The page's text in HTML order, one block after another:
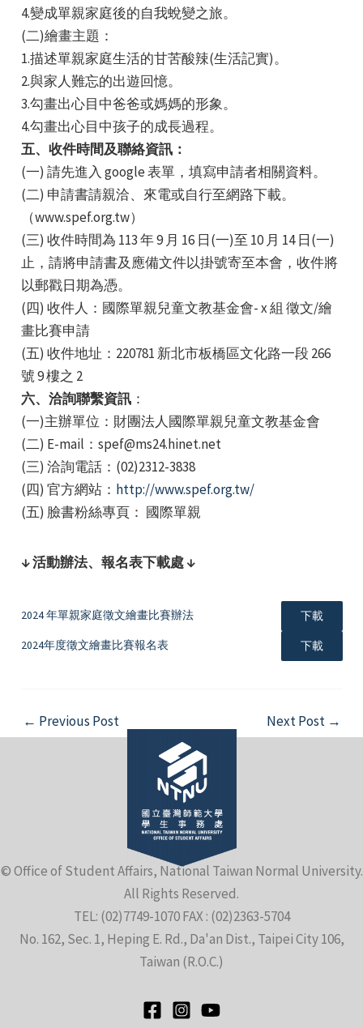
4.變成單親家庭後的自我蛻變之旅。
(二)繪畫主題：
1.描述單親家庭生活的甘苦酸辣(生活記實)。
2.與家人難忘的出遊回憶。
3.勾畫出心目中爸爸或媽媽的形象。
4.勾畫出心目中孩子的成長過程。
五、收件時間及聯絡資訊：
(一) 請先進入 google 表單，填寫申請者相關資料。
(二) 申請書請親洽、來電或自行至網路下載。
（www.spef.org.tw）
(三) 收件時間為 113 年 9 月 16 日(一)至 10 月 14 日(一)
止，請將申請書及應備文件以掛號寄至本會，收件將
以郵戳日期為憑。
(四) 收件人：國際單親兒童文教基金會- x 組 徵文/繪
畫比賽申請
(五) 收件地址：220781 新北市板橋區文化路一段 266
號 9 樓之 2
六、洽詢聯繫資訊：
(一)主辦單位：財團法人國際單親兒童文教基金會
(二) E-mail：spef@ms24.hinet.net
(三) 洽詢電話：(02)2312-3838
(四) 官方網站： http://www.spef.org.tw/
(五) 臉書粉絲專頁： 國際單親
↓ 活動辦法、報名表下載處 ↓
2024 年單親家庭徵文繪畫比賽辦法 下載
2024年度徵文繪畫比賽報名表 下載
Post
navigation
← Previous Post Next Post →
© Office of Student Affairs, National Taiwan Normal University.
All Rights Reserved.
TEL: (02)7749-1070 FAX : (02)2363-5704
No. 162, Sec. 1, Heping E. Rd., Da'an Dist., Taipei City 106,
Taiwan (R.O.C.)